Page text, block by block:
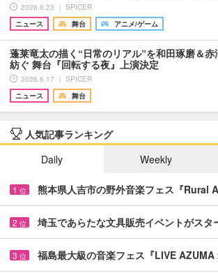
2026.6.23 ｜ SPICER
ニュース
舞台 アニメ/ゲーム
蓬莱竜太の描く“日常のリアル”を和田琢磨＆赤
紡ぐ 舞台『回転する夜』上演決定
2026.6.17 ｜ SPICER
ニュース
舞台
人気記事ランキング
Daily
Weekly
1 位 熊本県人吉市の野外音楽フェス『Rural
2 位 埼玉であらたな文具販売イベントがス
3 位 福島最大級の音楽フェス『LIVE